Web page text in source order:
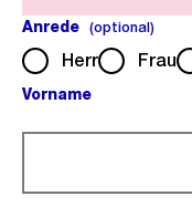
Anrede (optional)
Herr Frau
Vorname